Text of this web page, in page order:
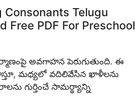
Telugu
Free PDF For Preschool
అవగాహన పెరుగుతుంది. ఈ
రాస్తూ, మధ్యలో వదిలివేసిన ఖాళీలను
గుర్తించే సామర్థ్యాన్ని